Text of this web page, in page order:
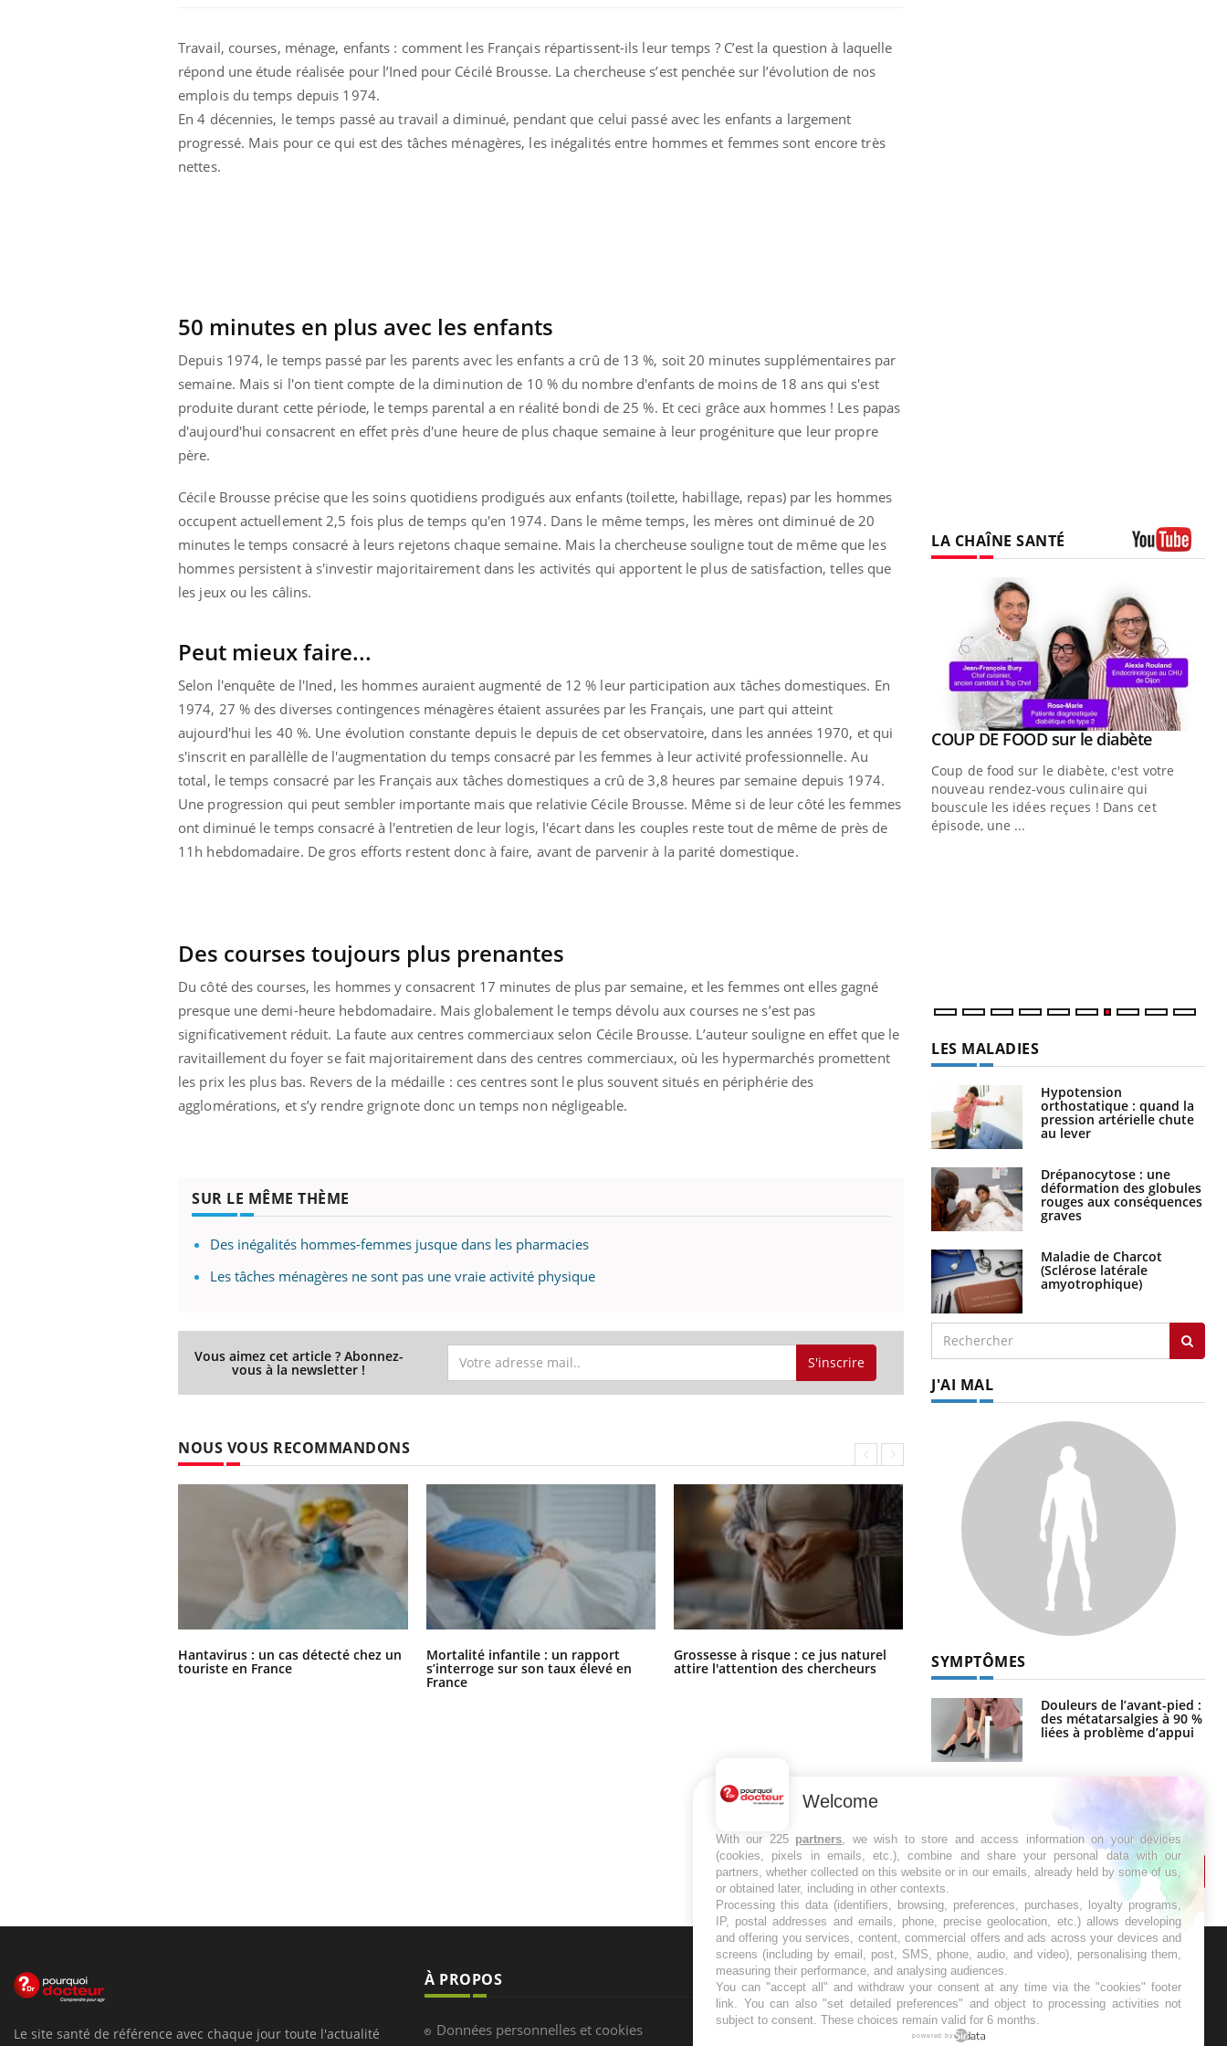
Travail, courses, ménage, enfants : comment les Français répartissent-ils leur temps ? C’est la question à laquelle
répond une étude réalisée pour l’Ined pour Cécilé Brousse. La chercheuse s’est penchée sur l’évolution de nos
emplois du temps depuis 1974.
En 4 décennies, le temps passé au travail a diminué, pendant que celui passé avec les enfants a largement
progressé. Mais pour ce qui est des tâches ménagères, les inégalités entre hommes et femmes sont encore très
nettes.
50 minutes en plus avec les enfants
Depuis 1974, le temps passé par les parents avec les enfants a crû de 13 %, soit 20 minutes supplémentaires par
semaine. Mais si l'on tient compte de la diminution de 10 % du nombre d'enfants de moins de 18 ans qui s'est
produite durant cette période, le temps parental a en réalité bondi de 25 %. Et ceci grâce aux hommes ! Les papas
d'aujourd'hui consacrent en effet près d'une heure de plus chaque semaine à leur progéniture que leur propre
père.
Cécile Brousse précise que les soins quotidiens prodigués aux enfants (toilette, habillage, repas) par les hommes
occupent actuellement 2,5 fois plus de temps qu'en 1974. Dans le même temps, les mères ont diminué de 20
minutes le temps consacré à leurs rejetons chaque semaine. Mais la chercheuse souligne tout de même que les
hommes persistent à s'investir majoritairement dans les activités qui apportent le plus de satisfaction, telles que
les jeux ou les câlins.
Peut mieux faire...
Selon l'enquête de l'Ined, les hommes auraient augmenté de 12 % leur participation aux tâches domestiques. En
1974, 27 % des diverses contingences ménagères étaient assurées par les Français, une part qui atteint
aujourd'hui les 40 %. Une évolution constante depuis le depuis de cet observatoire, dans les années 1970, et qui
s'inscrit en parallèlle de l'augmentation du temps consacré par les femmes à leur activité professionnelle. Au
total, le temps consacré par les Français aux tâches domestiques a crû de 3,8 heures par semaine depuis 1974.
Une progression qui peut sembler importante mais que relativie Cécile Brousse. Même si de leur côté les femmes
ont diminué le temps consacré à l'entretien de leur logis, l'écart dans les couples reste tout de même de près de
11h hebdomadaire. De gros efforts restent donc à faire, avant de parvenir à la parité domestique.
Des courses toujours plus prenantes
Du côté des courses, les hommes y consacrent 17 minutes de plus par semaine, et les femmes ont elles gagné
presque une demi-heure hebdomadaire. Mais globalement le temps dévolu aux courses ne s’est pas
significativement réduit. La faute aux centres commerciaux selon Cécile Brousse. L’auteur souligne en effet que le
ravitaillement du foyer se fait majoritairement dans des centres commerciaux, où les hypermarchés promettent
les prix les plus bas. Revers de la médaille : ces centres sont le plus souvent situés en périphérie des
agglomérations, et s’y rendre grignote donc un temps non négligeable.
SUR LE MÊME THÈME
Des inégalités hommes-femmes jusque dans les pharmacies
Les tâches ménagères ne sont pas une vraie activité physique
Vous aimez cet article ? Abonnez-
vous à la newsletter ! S'inscrire
NOUS VOUS RECOMMANDONS
Hantavirus : un cas détecté chez un
touriste en France
Mortalité infantile : un rapport
s’interroge sur son taux élevé en
France
Grossesse à risque : ce jus naturel
attire l'attention des chercheurs
Comment oublier les écrans en
vacances ?
LA CHAÎNE SANTÉ
Diabète & Ramadan 2026 Youtube
Le Ramadan approche, et, pour de
nombreuses personnes atteintes de
diabète, c'est une période de questions, de
défis, mais ...
Youtube
Un « jumeau numérique » pour
faciliter l’accès à la médecine
préventive Youtube
Un établissement lié à un groupe
mutualiste innove en matière de bilan de
santé : l'utilisation d'un « jumeau
numérique » permet ...
Youtube
COUP DE FOOD sur le diabèteYoutube
Coup de food sur le diabète, c'est votre
nouveau rendez-vous culinaire qui
bouscule les idées reçues ! Dans cet
épisode, une ...
LES MALADIES
Hypotension
orthostatique : quand la
pression artérielle chute
au lever
Drépanocytose : une
déformation des globules
rouges aux conséquences
graves
Maladie de Charcot
(Sclérose latérale
amyotrophique)
J'AI MAL
SYMPTÔMES
Douleurs de l’avant-pied :
des métatarsalgies à 90 %
liées à problème d’appui
Mauvaise haleine : il faut
Le site santé de référence avec chaque jour toute l'actualité
À PROPOS
Données personnelles et cookies
NEWSLETTER
Recevez toutes les semaines les meilleures
Welcome
With our 225 partners, we wish to store and access information on your devices
(cookies, pixels in emails, etc.), combine and share your personal data with our
partners, whether collected on this website or in our emails, already held by some of us,
or obtained later, including in other contexts.
Processing this data (identifiers, browsing, preferences, purchases, loyalty programs,
IP, postal addresses and emails, phone, precise geolocation, etc.) allows developing
and offering you services, content, commercial offers and ads across your devices and
screens (including by email, post, SMS, phone, audio, and video), personalising them,
measuring their performance, and analysing audiences.
You can "accept all" and withdraw your consent at any time via the "cookies" footer
link. You can also "set detailed preferences" and object to processing activities not
subject to consent. These choices remain valid for 6 months.
powered by